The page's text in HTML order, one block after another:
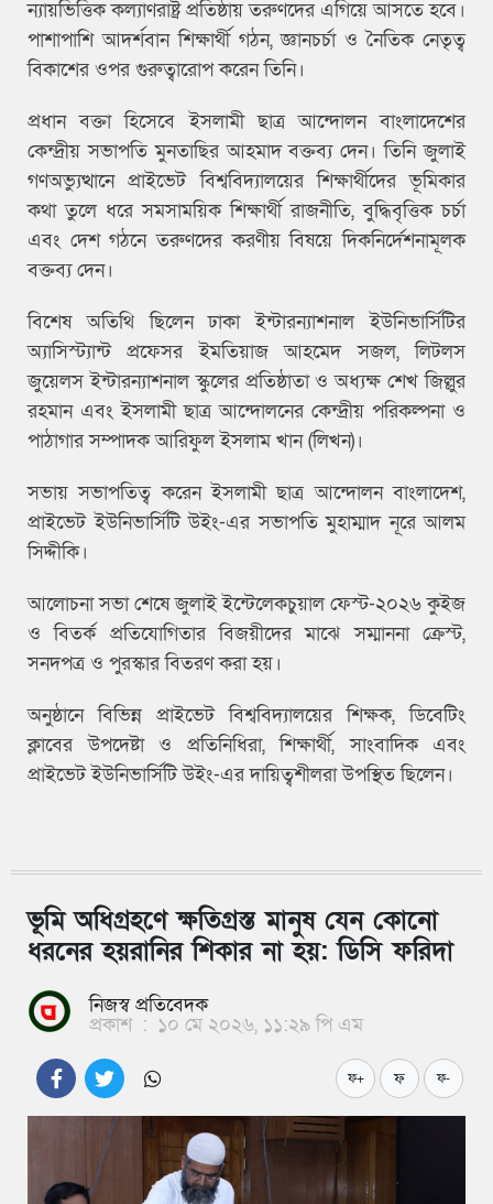
ন্যায়ভিত্তিক কল্যাণরাষ্ট্র প্রতিষ্ঠায় তরুণদের এগিয়ে আসতে হবে।
পাশাপাশি আদর্শবান শিক্ষার্থী গঠন, জ্ঞানচর্চা ও নৈতিক নেতৃত্ব
বিকাশের ওপর গুরুত্বারোপ করেন তিনি।
প্রধান বক্তা হিসেবে ইসলামী ছাত্র আন্দোলন বাংলাদেশের
কেন্দ্রীয় সভাপতি মুনতাছির আহমাদ বক্তব্য দেন। তিনি জুলাই
গণঅভ্যুত্থানে প্রাইভেট বিশ্ববিদ্যালয়ের শিক্ষার্থীদের ভূমিকার
কথা তুলে ধরে সমসাময়িক শিক্ষার্থী রাজনীতি, বুদ্ধিবৃত্তিক চর্চা
এবং দেশ গঠনে তরুণদের করণীয় বিষয়ে দিকনির্দেশনামূলক
বক্তব্য দেন।
বিশেষ অতিথি ছিলেন ঢাকা ইন্টারন্যাশনাল ইউনিভার্সিটির
অ্যাসিস্ট্যান্ট প্রফেসর ইমতিয়াজ আহমেদ সজল, লিটলস
জুয়েলস ইন্টারন্যাশনাল স্কুলের প্রতিষ্ঠাতা ও অধ্যক্ষ শেখ জিল্লুর
রহমান এবং ইসলামী ছাত্র আন্দোলনের কেন্দ্রীয় পরিকল্পনা ও
পাঠাগার সম্পাদক আরিফুল ইসলাম খান (লিখন)।
সভায় সভাপতিত্ব করেন ইসলামী ছাত্র আন্দোলন বাংলাদেশ,
প্রাইভেট ইউনিভার্সিটি উইং-এর সভাপতি মুহাম্মাদ নূরে আলম
সিদ্দীকি।
আলোচনা সভা শেষে জুলাই ইন্টেলেকচুয়াল ফেস্ট-২০২৬ কুইজ
ও বিতর্ক প্রতিযোগিতার বিজয়ীদের মাঝে সম্মাননা ক্রেস্ট,
সনদপত্র ও পুরস্কার বিতরণ করা হয়।
অনুষ্ঠানে বিভিন্ন প্রাইভেট বিশ্ববিদ্যালয়ের শিক্ষক, ডিবেটিং
ক্লাবের উপদেষ্টা ও প্রতিনিধিরা, শিক্ষার্থী, সাংবাদিক এবং
প্রাইভেট ইউনিভার্সিটি উইং-এর দায়িত্বশীলরা উপস্থিত ছিলেন।
ভূমি অধিগ্রহণে ক্ষতিগ্রস্ত মানুষ যেন কোনো
ধরনের হয়রানির শিকার না হয়: ডিসি ফরিদা
নিজস্ব প্রতিবেদক
প্রকাশ : ১০ মে ২০২৬, ১১:২৯ পি এম
ফ+ ফ ফ-